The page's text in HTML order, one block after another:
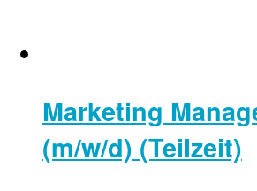
Marketing
(m/w/d) (Teilzeit)